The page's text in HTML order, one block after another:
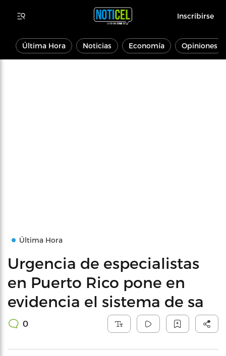
Inscribirse
Última Hora Noticias Economía Opiniones
Última Hora
Urgencia de especialistas
en Puerto Rico pone en
evidencia el sistema de sa
0